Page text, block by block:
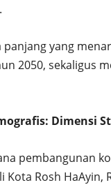
panjang yang
2050, sekaligus
Dimensi
pembangunan
Kota Rosh